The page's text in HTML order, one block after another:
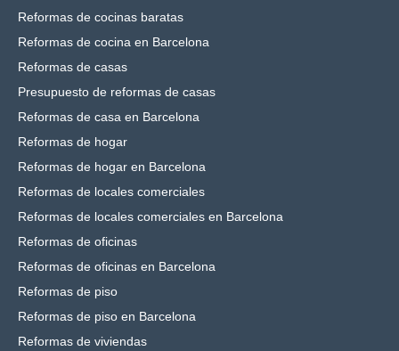
Reformas de cocinas baratas
Reformas de cocina en Barcelona
Reformas de casas
Presupuesto de reformas de casas
Reformas de casa en Barcelona
Reformas de hogar
Reformas de hogar en Barcelona
Reformas de locales comerciales
Reformas de locales comerciales en Barcelona
Reformas de oficinas
Reformas de oficinas en Barcelona
Reformas de piso
Reformas de piso en Barcelona
Reformas de viviendas